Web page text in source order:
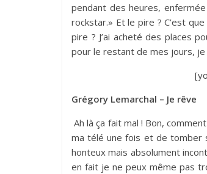
pendant des heures,
rockstar.» Et le pire ? C’est
pire ? J’ai acheté des places
pour le restant de mes jours,
Grégory Lemarchal – Je rêve
Ah là ça fait mal ! Bon,
ma télé une fois et de tomber
honteux mais absolument
en fait je ne peux même pas